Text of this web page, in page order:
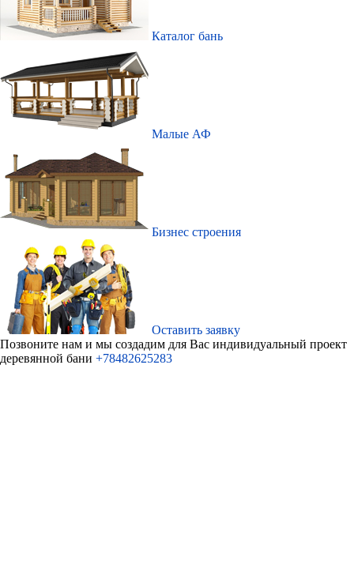
Каталог бань
Малые АФ
Бизнес строения
Оставить заявку
Позвоните нам и мы создадим для Ваc индивидуальный проект
деревянной бани +78482625283